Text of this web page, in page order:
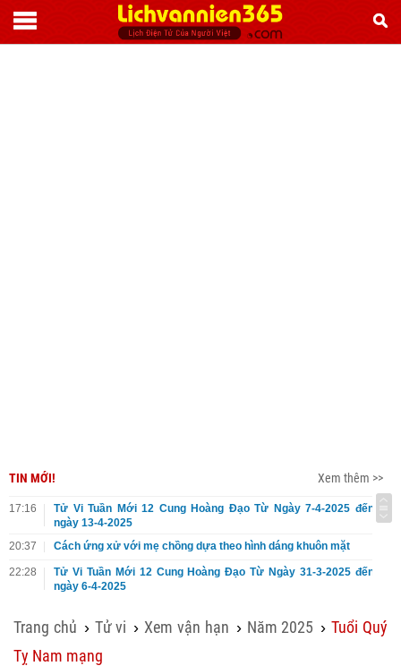
TIN MỚI! Xem thêm >>
17:16
Tử Vi Tuần Mới 12 Cung Hoàng Đạo Từ Ngày 7-4-2025 đến
ngày 13-4-2025
20:37
Cách ứng xử với mẹ chồng dựa theo hình dáng khuôn mặt
22:28
Tử Vi Tuần Mới 12 Cung Hoàng Đạo Từ Ngày 31-3-2025 đến
ngày 6-4-2025
Trang chủ › Tử vi ›Xem vận hạn › Năm 2025 ›Tuổi Quý
Tỵ Nam mạng